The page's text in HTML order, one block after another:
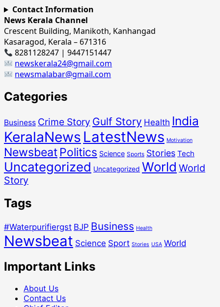
Contact Information
News Kerala Channel
Crescent Building, Manikoth, Kanhangad
Kasaragod, Kerala – 671316
8281128247 | 9447151447
newskerala24@gmail.com
newsmalabar@gmail.com
Categories
Business Crime Story Gulf Story Health India
KeralaNews LatestNews Motivation
Newsbeat Politics Science Sports Stories Tech
Uncategorized Uncategorized World World
Story
Tags
#Waterpurifiergst BJP Business Health
Newsbeat Science Sport Stories USA World
Important Links
About Us
Contact Us